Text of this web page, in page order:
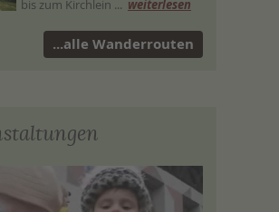
bis zum Kirchlein ... weiterlesen
...alle Wanderrouten